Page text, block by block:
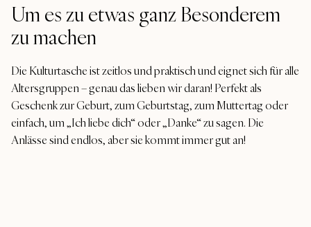
Um es zu etwas ganz Besonderem
zu machen
Die Kulturtasche ist zeitlos und praktisch und eignet sich für alle
Altersgruppen – genau das lieben wir daran! Perfekt als
Geschenk zur Geburt, zum Geburtstag, zum Muttertag oder
einfach, um „Ich liebe dich“ oder „Danke“ zu sagen. Die
Anlässe sind endlos, aber sie kommt immer gut an!